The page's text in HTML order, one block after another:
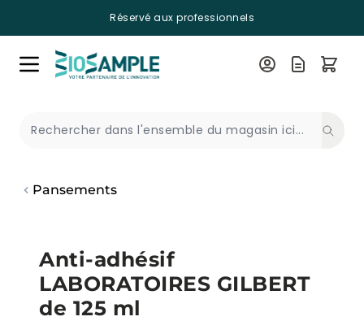
Réservé aux professionnels
Pansements
Anti-adhésif
LABORATOIRES GILBERT
de 125 ml